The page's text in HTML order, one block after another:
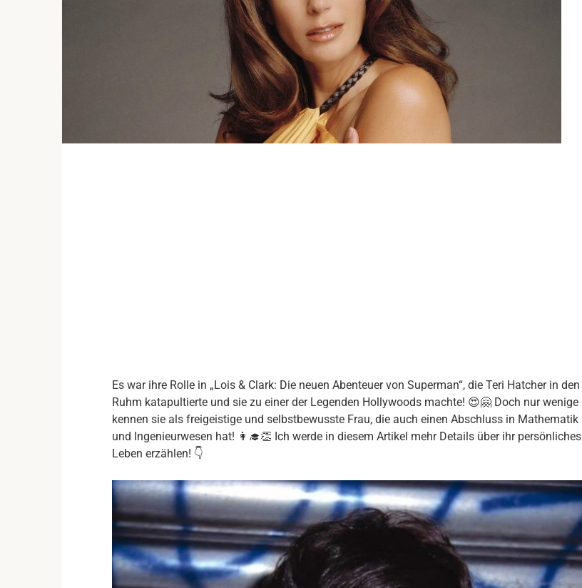
Es war ihre Rolle in „Lois & Clark: Die neuen Abenteuer von Superman“, die Teri Hatcher in den
Ruhm katapultierte und sie zu einer der Legenden Hollywoods machte! 😍🤗 Doch nur wenige
kennen sie als freigeistige und selbstbewusste Frau, die auch einen Abschluss in Mathematik
und Ingenieurwesen hat! 👩‍🎓👏 Ich werde in diesem Artikel mehr Details über ihr persönliches
Leben erzählen! 👇